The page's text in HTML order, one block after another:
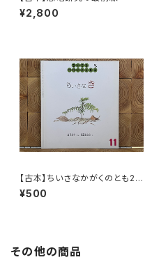
¥2,800
【古本】ちいさなかがくのとも20
号 ちいさなき
¥500
その他の商品